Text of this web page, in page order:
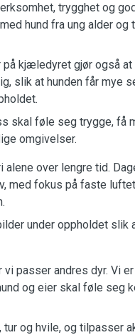
trygghet og
hund fra ung alder
kjæledyret gjør også
slik at hunden får mye
skal føle seg trygge, få
omgivelser.
alene over lengre tid.
med fokus på faste
under oppholdet slik
passer andres dyr. Vi
og eier skal føle seg
og hvile, og tilpasser